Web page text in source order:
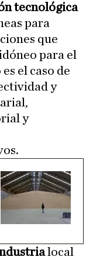
tecnológica
para
que
para el
el caso de
y
y
local